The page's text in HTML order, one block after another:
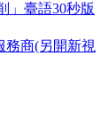
」臺語30秒版
務商(另開新視